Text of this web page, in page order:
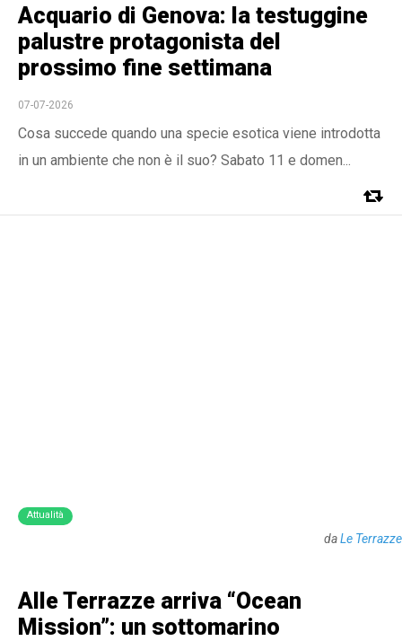
Acquario di Genova: la testuggine
palustre protagonista del
prossimo fine settimana
07-07-2026
Cosa succede quando una specie esotica viene introdotta
in un ambiente che non è il suo? Sabato 11 e domen...
Attualità
daLe Terrazze
Alle Terrazze arriva “Ocean
Mission”: un sottomarino